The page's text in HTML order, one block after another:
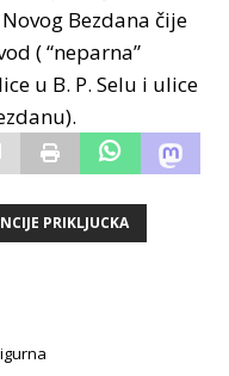
Bezdana čije
( “neparna”
u B. P. Selu i ulice
PRIKLJUCKA